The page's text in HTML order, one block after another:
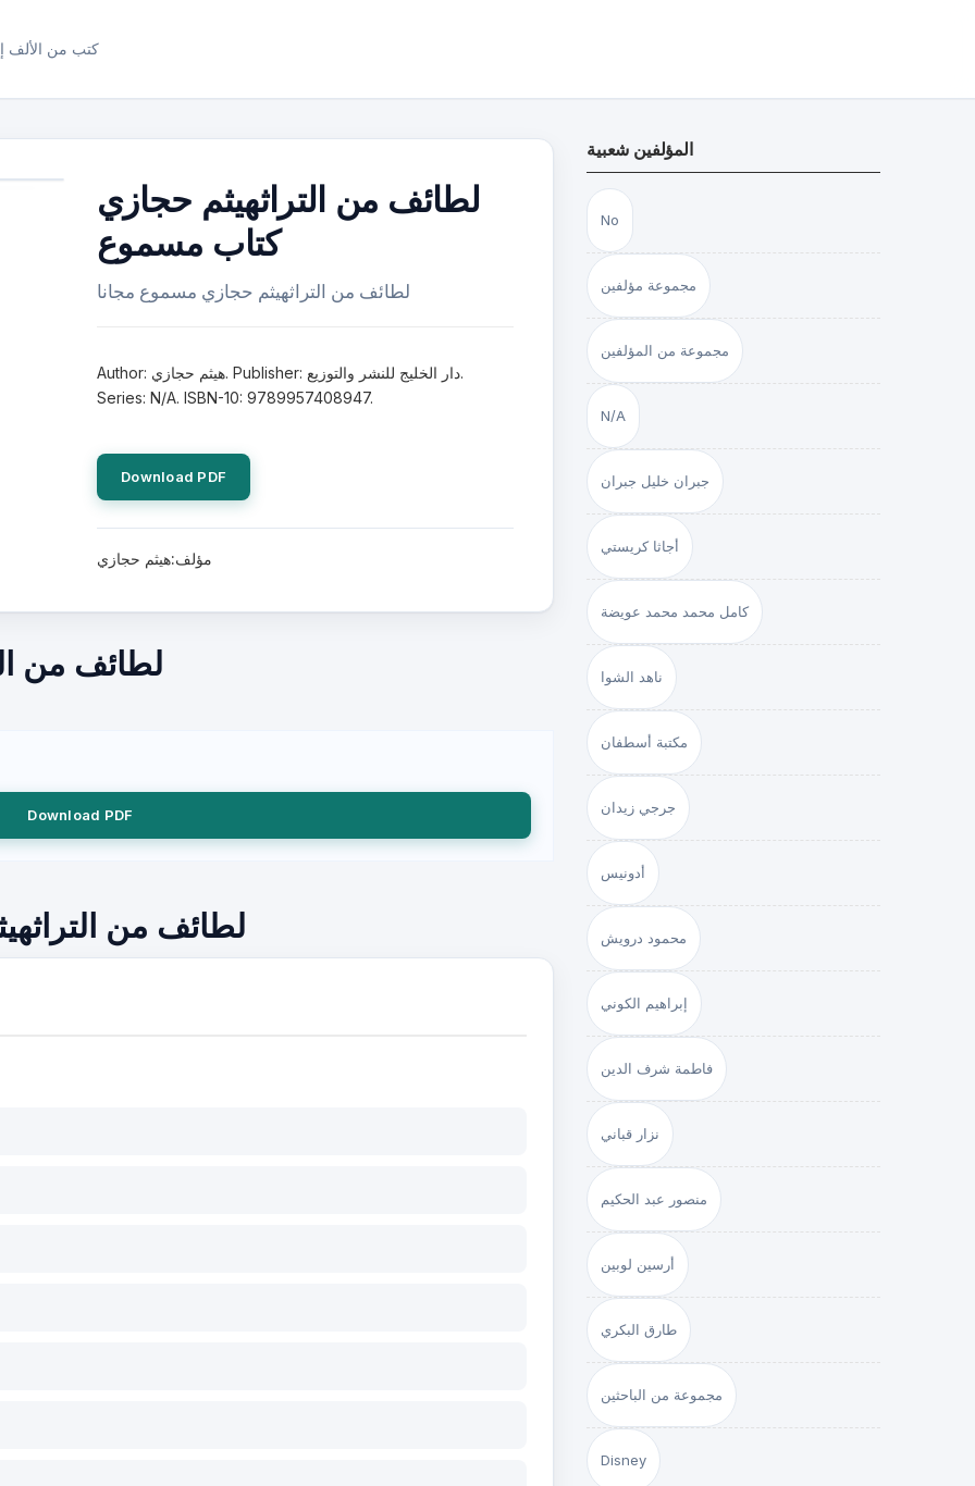
كتب من الألف
لطائف من التراثهيثم حجازي
كتاب مسموع
لطائف من التراثهيثم حجازي مسموع مجانا
Author: هيثم حجازي. Publisher: دار الخليج للنشر والتوزيع.
Series: N/A. ISBN-10: 9789957408947.
Download PDF
مؤلف:هيثم حجازي
لطائف من
Download PDF
لطائف من
المؤلفين شعبية
No
مجموعة مؤلفين
مجموعة من المؤلفين
N/A
جبران خليل جبران
أجاثا كريستي
كامل محمد محمد عويضة
ناهد الشوا
مكتبة أسطفان
جرجي زيدان
أدونيس
محمود درويش
إبراهيم الكوني
فاطمة شرف الدين
نزار قباني
منصور عبد الحكيم
أرسين لوبين
طارق البكري
مجموعة من الباحثين
Disney